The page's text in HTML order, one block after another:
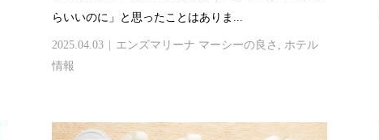
らいいのに」と思ったことはありま...
2025.04.03 エンズマリーナ マーシーの良さ , ホテル
情報